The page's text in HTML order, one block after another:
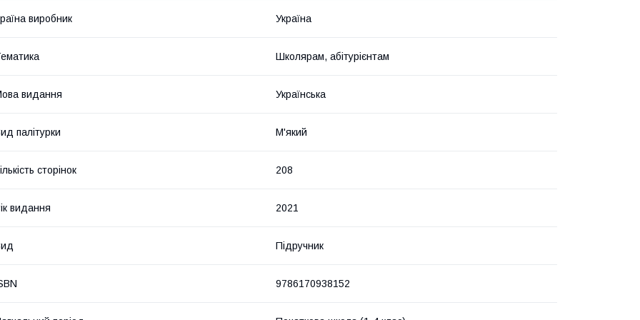
виробник Україна
Школярам, абітурієнтам
видання Українська
палітурки М'який
сторінок 208
видання 2021
Підручник
9786170938152